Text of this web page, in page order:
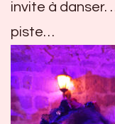
invite à danser.
piste…